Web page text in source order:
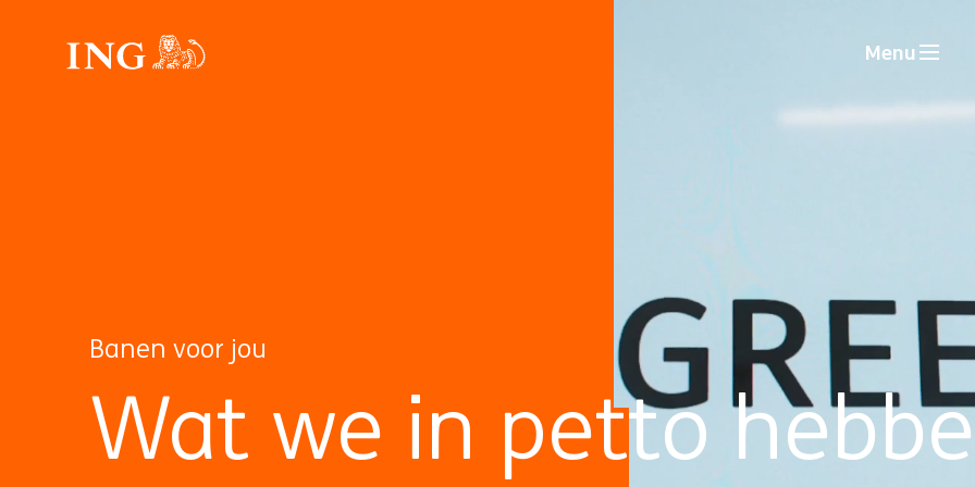
Menu
Banen voor jou
Wat we in petto